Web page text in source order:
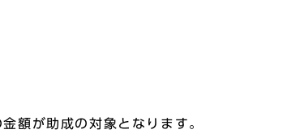
額が助成の対象となります。